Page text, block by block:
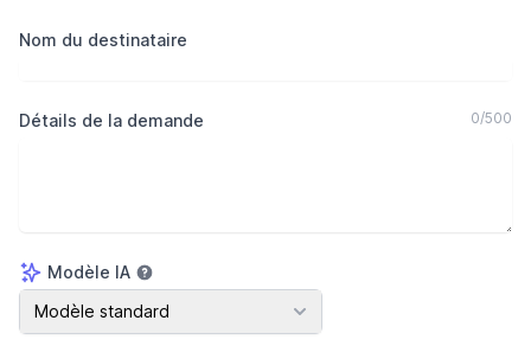
Nom du destinataire
Détails de la demande 0/500
Modèle IA
Modèle IA
Modèle standard